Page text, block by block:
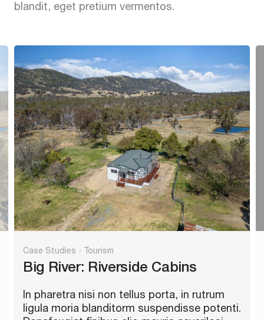
blandit, eget pretium vermentos.
Case Studies Tourism
Big River: Riverside Cabins
In pharetra nisi non tellus porta, in rutrum
ligula moria blanditorm suspendisse potenti.